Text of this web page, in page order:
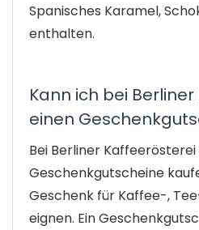
Spanisches Karamel,
enthalten.
Kann ich bei
einen
Bei Berliner
Geschenkgutscheine
Geschenk für Kaffee-,
eignen. Ein